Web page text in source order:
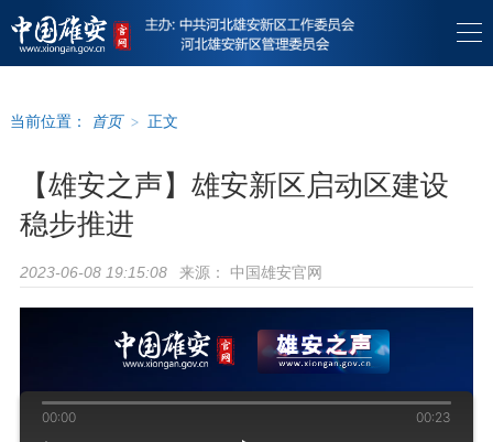
当前位置： 首页 > 正文
【雄安之声】雄安新区启动区建设
稳步推进
2023-06-08 19:15:08 来源： 中国雄安官网
00:00 00:23